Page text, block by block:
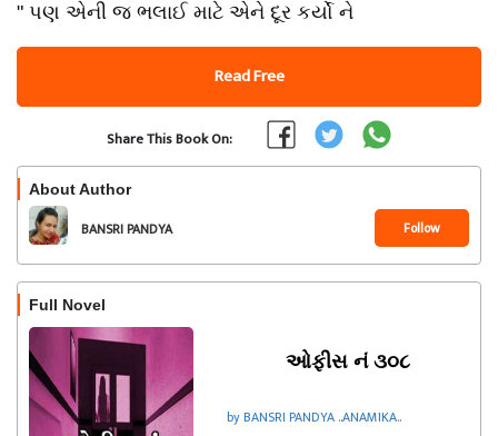
" પણ એની જ ભલાઈ માટે એને દૂર કર્યો ને
Read Free
Share This Book On:
About Author
BANSRI PANDYA
..ANAMIKA..
Follow
Full Novel
ઓફીસ નં ૩૦૮
by BANSRI PANDYA ..ANAMIKA..